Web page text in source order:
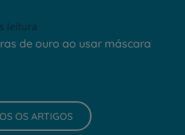
leitura
de ouro ao usar máscara
OS ARTIGOS